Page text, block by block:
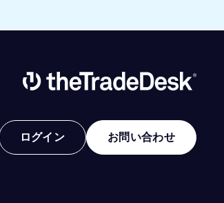
Link to The Trade Desk Home Page
ログイン お問い合わせ